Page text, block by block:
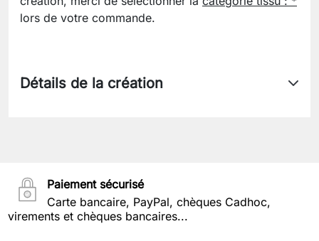
lors de votre commande.
Détails de la création
Paiement sécurisé
Carte bancaire, PayPal, chèques Cadhoc,
virements et chèques bancaires...